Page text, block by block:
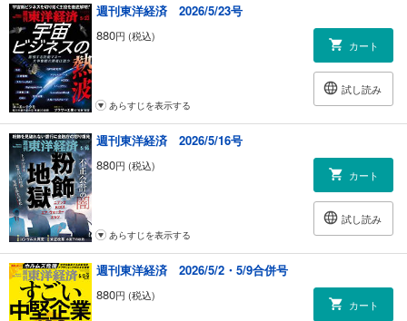
週刊東洋経済 2026/5/23号
880円 (税込)
カート
試し読み
あらすじを表示する
週刊東洋経済 2026/5/16号
880円 (税込)
カート
試し読み
あらすじを表示する
週刊東洋経済 2026/5/2・5/9合併号
880円 (税込)
カート